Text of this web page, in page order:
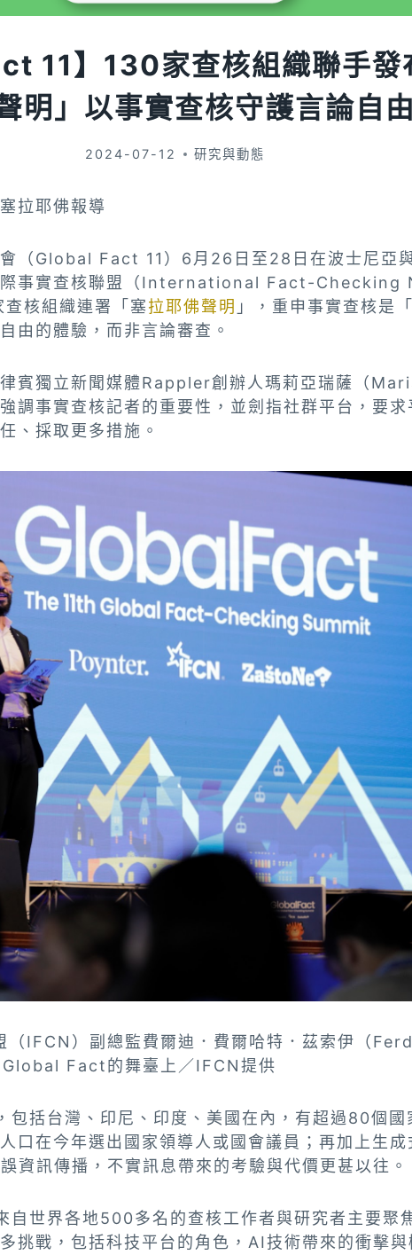
11】130家查核組織聯手發
明」以事實查核守護言論自由
2024-07-12 研究與動態
拉耶佛報導
（Global Fact 11）6月26日至28日在波士尼亞
際事實查核聯盟（International Fact-Checking
核組織連署「塞拉耶佛聲明 」，重申事實查核是
由的體驗，而非言論審查。
賓獨立新聞媒體Rappler創辦人瑪莉亞瑞薩（
調事實查核記者的重要性，並劍指社群平台，要求
、採取更多措施。
（IFCN）副總監費爾迪．費爾哈特．茲索伊（
Fact的舞臺上／IFCN提供
，包括台灣、印尼、印度、美國在內，有超過80個國
口在今年選出國家領導人或國會議員；再加上生成
資訊傳播，不實訊息帶來的考驗與代價更甚以往。
自世界各地500多名的查核工作者與研究者主要聚
挑戰，包括科技平台的角色，AI技術帶來的衝擊與